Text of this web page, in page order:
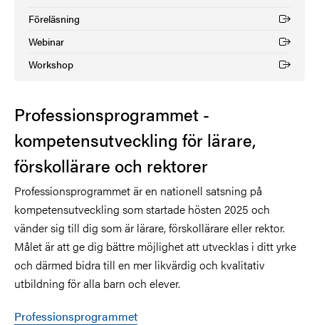
Föreläsning
(Extern länk)
Webinar
(Extern länk)
Workshop
(Extern länk)
Professionsprogrammet -
kompetensutveckling för lärare,
förskollärare och rektorer
Professionsprogrammet är en nationell satsning på
kompetensutveckling som startade hösten 2025 och
vänder sig till dig som är lärare, förskollärare eller rektor.
Målet är att ge dig bättre möjlighet att utvecklas i ditt yrke
och därmed bidra till en mer likvärdig och kvalitativ
utbildning för alla barn och elever.
Professionsprogrammet